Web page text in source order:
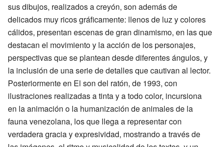
sus dibujos, realizados a creyón, son además de
delicados muy ricos gráficamente: llenos de luz y colores
cálidos, presentan escenas de gran dinamismo, en las que
destacan el movimiento y la acción de los personajes,
perspectivas que se plantean desde diferentes ángulos, y
la inclusión de una serie de detalles que cautivan al lector.
Posteriormente en El son del ratón, de 1993, con
ilustraciones realizadas a tinta y a todo color, incursiona
en la animación o la humanización de animales de la
fauna venezolana, los que llega a representar con
verdadera gracia y expresividad, mostrando a través de